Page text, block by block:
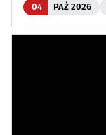
04 PAŹ 2026